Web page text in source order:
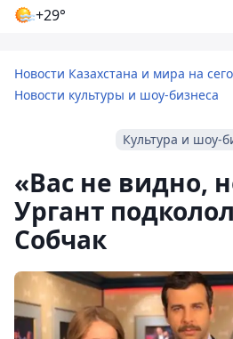
+29°
Новости Казахстана и мира на
Новости культуры и шоу-бизнеса
Культура и шоу-
«Вас не видно,
Ургант
Собчак